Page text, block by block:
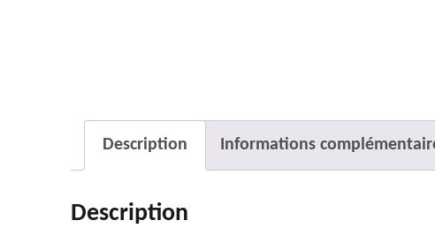
Description Informations
Description